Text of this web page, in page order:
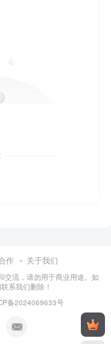
作 关于我们
交流，请勿用于商业用途。如
系我们删除！
备2024069633号